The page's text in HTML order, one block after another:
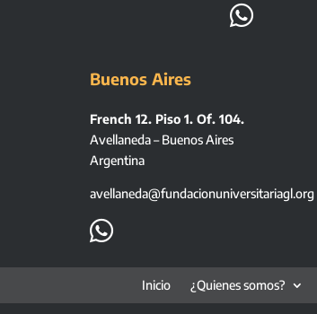

Buenos Aires
French 12. Piso 1. Of. 104.
Avellaneda – Buenos Aires
Argentina
avellaneda@fundacionuniversitariagl.org

Inicio ¿Quienes somos?